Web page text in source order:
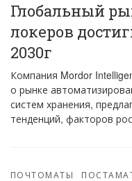
Глобальный
локеров
2030г
Компания Mordor
о рынке
систем хранения,
тенденций, факторов
ПОЧТОМАТЫ